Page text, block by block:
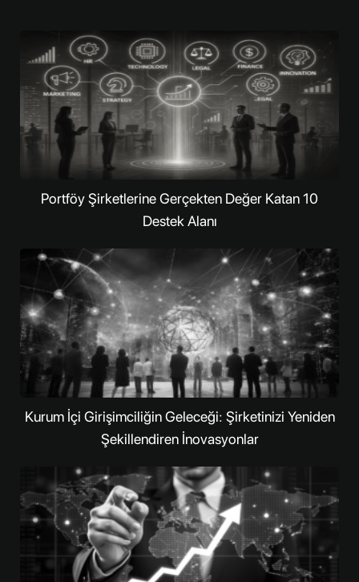
Portföy Şirketlerine Gerçekten Değer Katan 10
Destek Alanı
Kurum İçi Girişimciliğin Geleceği: Şirketinizi Yeniden
Şekillendiren İnovasyonlar